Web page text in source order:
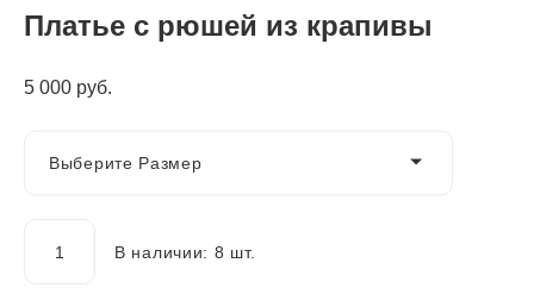
Платье с рюшей из крапивы
5 000 pуб.
Выберите Размер
В наличии: 8 шт.